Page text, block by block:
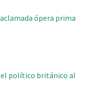
ópera prima
político británico al